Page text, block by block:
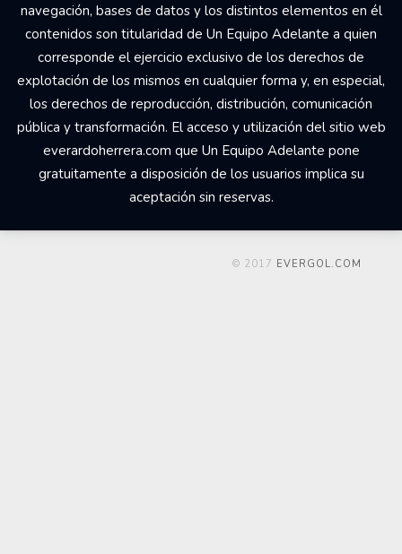
navegación, bases de datos y los distintos elementos en él
contenidos son titularidad de Un Equipo Adelante a quien
corresponde el ejercicio exclusivo de los derechos de
explotación de los mismos en cualquier forma y, en especial,
los derechos de reproducción, distribución, comunicación
pública y transformación. El acceso y utilización del sitio web
everardoherrera.com que Un Equipo Adelante pone
gratuitamente a disposición de los usuarios implica su
aceptación sin reservas.
© 2017 EVERGOL.COM